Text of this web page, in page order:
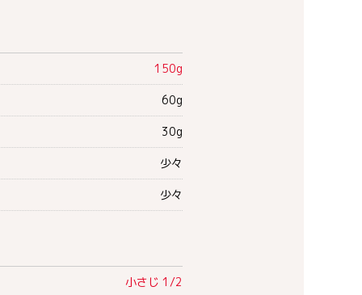
150g
60g
30g
少々
少々
小さじ 1/2